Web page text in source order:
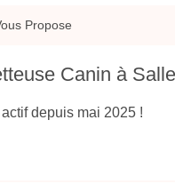
Propose
Canin à
depuis mai 2025 !